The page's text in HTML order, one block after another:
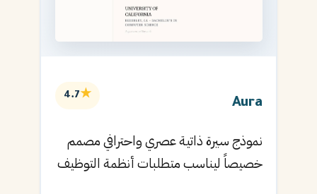
Aura
★
4.7
نموذج سيرة ذاتية عصري واحترافي مصمم
خصيصاً ليناسب متطلبات أنظمة التوظيف